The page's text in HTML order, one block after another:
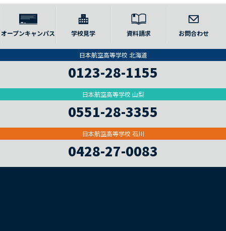
オープンキャンパス 学校見学 資料請求 お問合わせ
日本航空高等学校 北海道
0123-28-1155
日本航空高等学校 山梨
0551-28-3355
日本航空高等学校 石川
0428-27-0083